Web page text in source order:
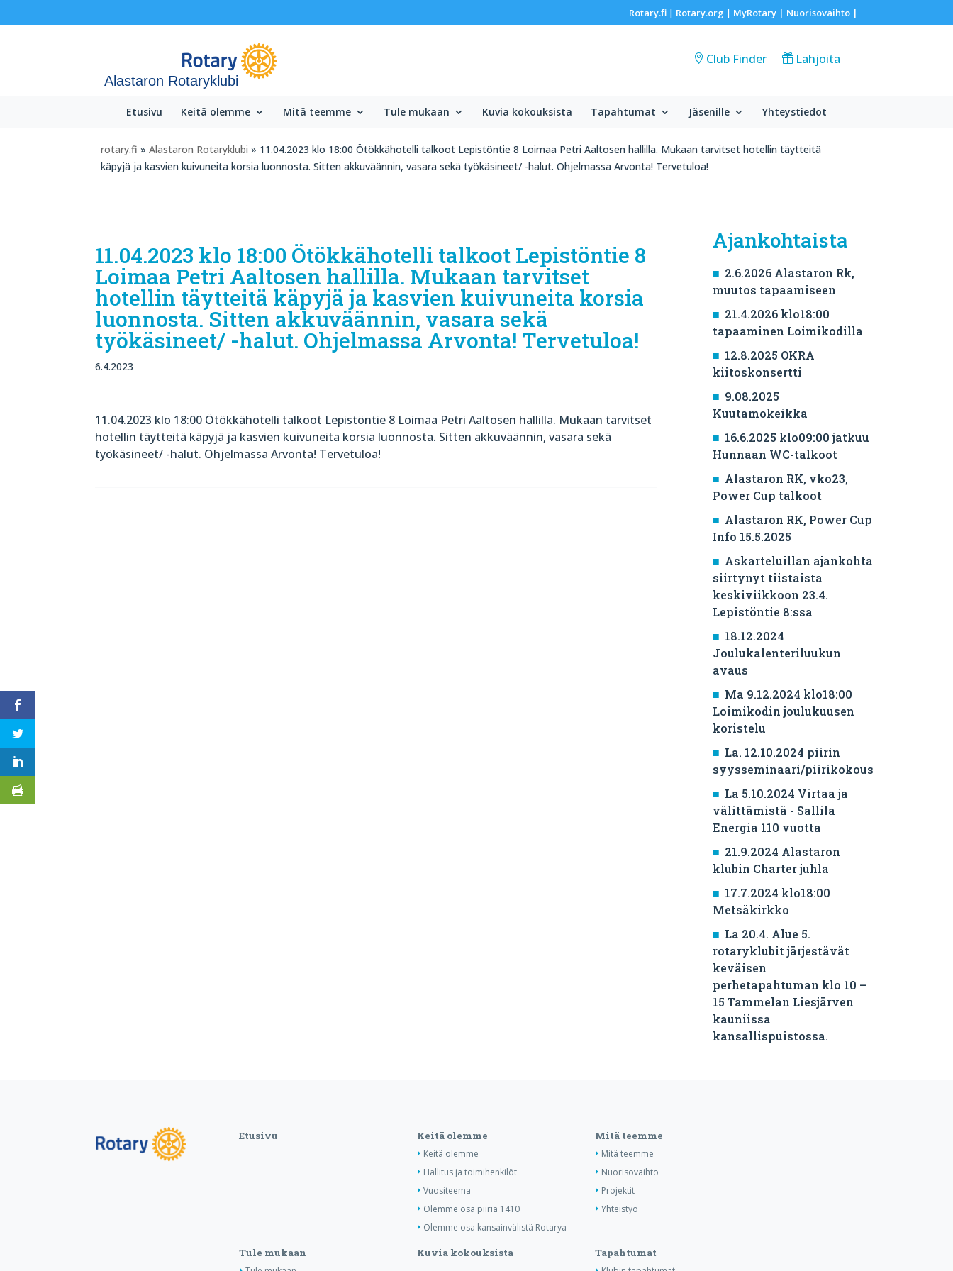
Rotary.fi| Rotary.org | MyRotary | Nuorisovaihto|
Alastaron Rotaryklubi
Club Finder Lahjoita
Etusivu Keitä olemme Mitä teemme Tule mukaan Kuvia kokouksista Tapahtumat Jäsenille Yhteystiedot
rotary.fi » Alastaron Rotaryklubi » 11.04.2023 klo 18:00 Ötökkähotelli talkoot Lepistöntie 8 Loimaa Petri Aaltosen hallilla. Mukaan tarvitset hotellin täytteitä
käpyjä ja kasvien kuivuneita korsia luonnosta. Sitten akkuväännin, vasara sekä työkäsineet/ -halut. Ohjelmassa Arvonta! Tervetuloa!
11.04.2023 klo 18:00 Ötökkähotelli talkoot Lepistöntie 8
Loimaa Petri Aaltosen hallilla. Mukaan tarvitset
hotellin täytteitä käpyjä ja kasvien kuivuneita korsia
luonnosta. Sitten akkuväännin, vasara sekä
työkäsineet/ -halut. Ohjelmassa Arvonta! Tervetuloa!
6.4.2023
11.04.2023 klo 18:00 Ötökkähotelli talkoot Lepistöntie 8 Loimaa Petri Aaltosen hallilla. Mukaan tarvitset
hotellin täytteitä käpyjä ja kasvien kuivuneita korsia luonnosta. Sitten akkuväännin, vasara sekä
työkäsineet/ -halut. Ohjelmassa Arvonta! Tervetuloa!
Ajankohtaista
2.6.2026 Alastaron Rk,
muutos tapaamiseen
21.4.2026 klo18:00
tapaaminen Loimikodilla
12.8.2025 OKRA
kiitoskonsertti
9.08.2025
Kuutamokeikka
16.6.2025 klo09:00 jatkuu
Hunnaan WC-talkoot
Alastaron RK, vko23,
Power Cup talkoot
Alastaron RK, Power Cup
Info 15.5.2025
Askarteluillan ajankohta
siirtynyt tiistaista
keskiviikkoon 23.4.
Lepistöntie 8:ssa
18.12.2024
Joulukalenteriluukun
avaus
Ma 9.12.2024 klo18:00
Loimikodin joulukuusen
koristelu
La. 12.10.2024 piirin
syysseminaari/piirikokous
La 5.10.2024 Virtaa ja
välittämistä - Sallila
Energia 110 vuotta
21.9.2024 Alastaron
klubin Charter juhla
17.7.2024 klo18:00
Metsäkirkko
La 20.4. Alue 5.
rotaryklubit järjestävät
keväisen
perhetapahtuman klo 10 –
15 Tammelan Liesjärven
kauniissa
kansallispuistossa.
Etusivu Keitä olemme
Keitä olemme
Hallitus ja toimihenkilöt
Vuositeema
Olemme osa piiriä 1410
Olemme osa kansainvälistä Rotarya
Mitä teemme
Mitä teemme
Nuorisovaihto
Projektit
Yhteistyö
Tule mukaan Kuvia kokouksista Tapahtumat